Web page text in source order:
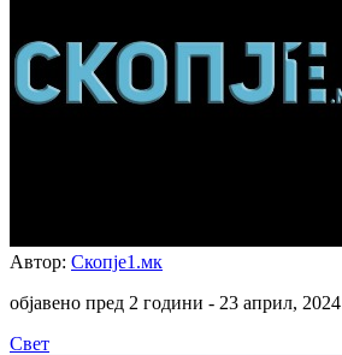
Автор: Скопје1.мк
објавено пред 2 години - 23 април, 2024
Свет